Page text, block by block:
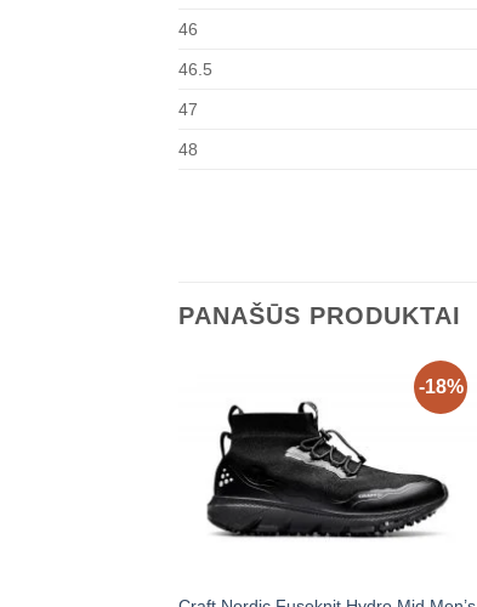
46
46.5
47
48
PANAŠŪS PRODUKTAI
-18%